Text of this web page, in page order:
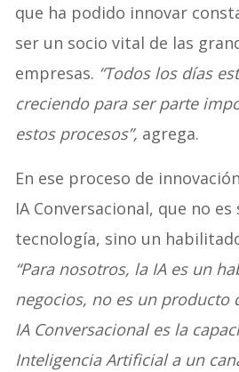
que ha podido innovar
ser un socio vital de las
empresas. “Todos los días
creciendo para ser parte
estos procesos”, agrega.
En ese proceso de
IA Conversacional, que no es
tecnología, sino un
“Para nosotros, la IA es un
negocios, no es un producto
IA Conversacional es la
Inteligencia Artificial a un